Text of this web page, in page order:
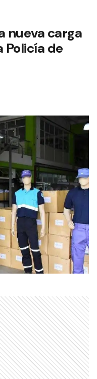
nueva carga
Policía de